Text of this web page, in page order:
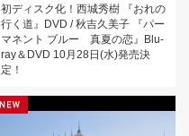
初ディスク化！西城秀樹 『おれの
行く道』DVD / 秋吉久美子 『パー
マネント ブルー 真夏の恋』Blu-
ray＆DVD 10月28日(水)発売決
定！